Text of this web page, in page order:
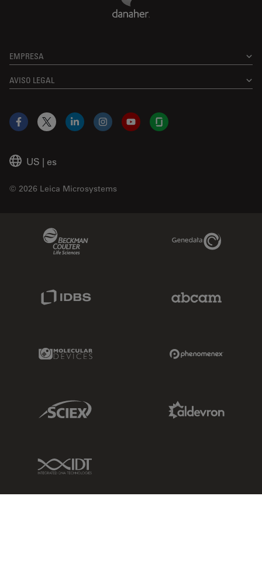
EMPRESA
AVISO LEGAL
US | es
© 2026 Leica Microsystems
Facebook
X LinkedInInstagramYouTubeGlassdoor
Genedata Link
Molecular Devices Link
Sciex Link
IDT Link